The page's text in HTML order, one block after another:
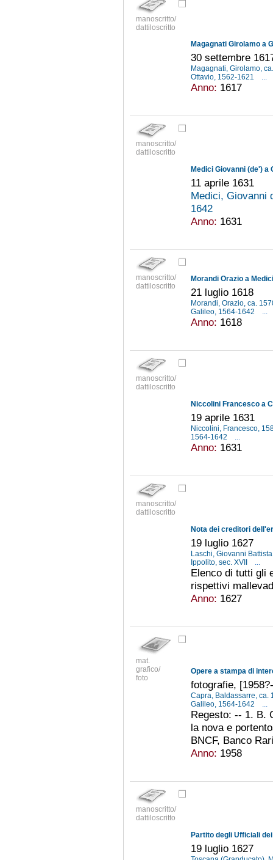
manoscritto/
dattiloscritto
Magagnati Girolamo a
30 settembre
Magagnati, Girolamo,
Ottavio, 1562-1621
...
Anno: 1617
manoscritto/
dattiloscritto
Medici Giovanni (de') a
11 aprile 1631
Medici, Giovanni
1642
Anno: 1631
manoscritto/
dattiloscritto
Morandi Orazio a
21 luglio 1618
Morandi, Orazio, ca.
Galileo, 1564-1642
...
Anno: 1618
manoscritto/
dattiloscritto
Niccolini Francesco a
19 aprile 1631
Niccolini, Francesco,
1564-1642
...
Anno: 1631
manoscritto/
dattiloscritto
19 luglio 1627
Laschi, Giovanni
Ippolito, sec. XVII
Elenco di tutti gli
rispettivi
Anno: 1627
mat.
grafico/
foto
Opere a stampa di
fotografie,
Capra, Baldassarre, ca.
Galileo, 1564-1642
...
Regesto: -- 1. B.
la nova e
BNCF, Banco
Anno: 1958
manoscritto/
dattiloscritto
19 luglio 1627